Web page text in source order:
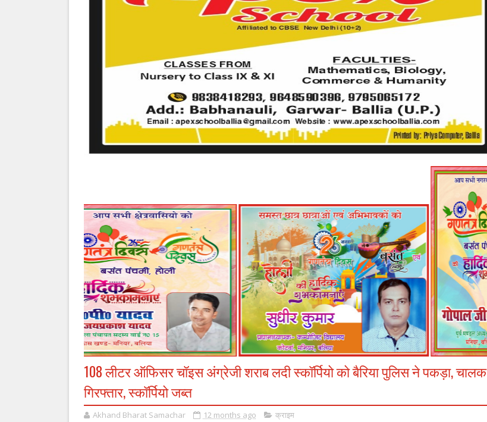
108 लीटर ऑफिसर चॉइस अंग्रेजी शराब लदी स्कॉर्पियो को बैरिया पुलिस ने पकड़ा, चालक
गिरफ्तार, स्कॉर्पियो जब्त
Akhand Bharat Samachar 12 months ago क्राइम